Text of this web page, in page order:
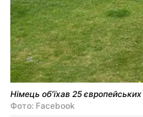
Німець об'їхав 25
Фото: Facebook